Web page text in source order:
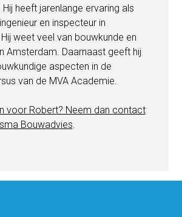
heeft jarenlange ervaring als
en inspecteur in
weet veel van bouwkunde en
Amsterdam. Daarnaast geeft hij
aspecten in de
van de MVA Academie.
voor Robert? Neem dan contact
Bouwadvies